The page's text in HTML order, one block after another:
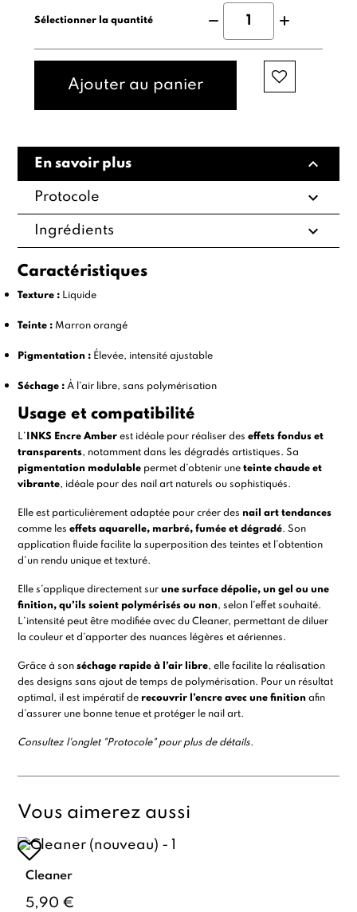
Sélectionner la quantité
Ajouter au panier
En savoir plus expand_less
Protocole expand_more
Ingrédients expand_more
Caractéristiques
Texture : Liquide
Teinte : Marron orangé
Pigmentation : Élevée, intensité ajustable
Séchage : À l’air libre, sans polymérisation
Usage et compatibilité
L’ INKS Encre Amber est idéale pour réaliser deseffets fondus et
transparents, notamment dans les dégradés artistiques. Sa
pigmentation modulable permet d’obtenir uneteinte chaude et
vibrante, idéale pour des nail art naturels ou sophistiqués.
Elle est particulièrement adaptée pour créer des nail art tendances
comme leseffets aquarelle, marbré, fumée et dégradé. Son
application fluide facilite la superposition des teintes et l’obtention
d’un rendu unique et texturé.
Elle s’applique directement surune surface dépolie, ungel ou une
finition, qu’ils soient polymérisés ou non, selon l’effet souhaité.
L’intensité peut être modifiée avec duCleaner, permettant de diluer
la couleur et d’apporter des nuances légères et aériennes.
Grâce à sonséchage rapide à l’air libre, elle facilite la réalisation
des designs sans ajout de temps de polymérisation. Pour un résultat
optimal, il est impératif de recouvrir l’encre avec une finition afin
d’assurer une bonne tenue et protéger le nail art.
Consultez l'onglet "Protocole" pour plus de détails.
Vous aimerez aussi
Cleaner
5,90 €